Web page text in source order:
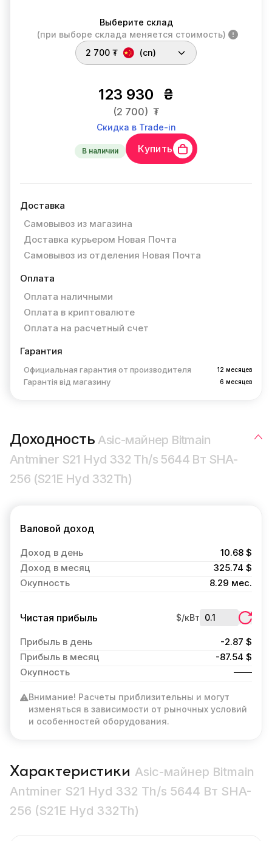
Выберите склад
(при выборе склада меняется стоимость)
2 700 ₮
(cn)
123 930 ₴
(2 700) ₮
Скидка в Trade-in
В наличии Купить
Доставка
Самовывоз из магазина
Доставка курьером Новая Почта
Самовывоз из отделения Новая Почта
Оплата
Оплата наличными
Оплата в криптовалюте
Оплата на расчетный счет
Гарантия
Официальная гарантия от производителя 12 месяцев
Гарантія від магазину 6 месяцев
ДоходностьAsic-майнер Bitmain
Antminer S21 Hyd 332 Th/s 5644 Вт SHA-
256 (S21E Hyd 332Th)
Валовой доход
Доход в день
10.68 $
Доход в месяц
325.74 $
Окупность
8.29 мес.
Чистая прибыль $/кВт
Прибыль в день
-2.87 $
Прибыль в месяц
-87.54 $
Окупность
Внимание! Расчеты приблизительны и могут
изменяться в зависимости от рыночных условий
и особенностей оборудования.
Характеристики Asic-майнер Bitmain
Antminer S21 Hyd 332 Th/s 5644 Вт SHA-
256 (S21E Hyd 332Th)